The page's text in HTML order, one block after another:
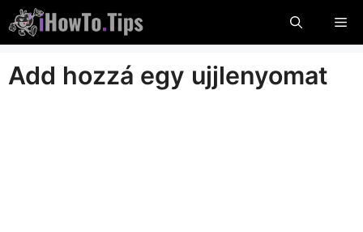
Ugorjon
tartalomra
Add hozzá egy ujjlenyomat